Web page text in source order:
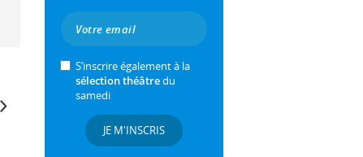
S’inscrire également à la
sélection théâtredu
samedi
JE M'INSCRIS